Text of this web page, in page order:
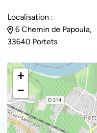
Localisation :
6 Chemin de Papoula,
33640 Portets
+
−